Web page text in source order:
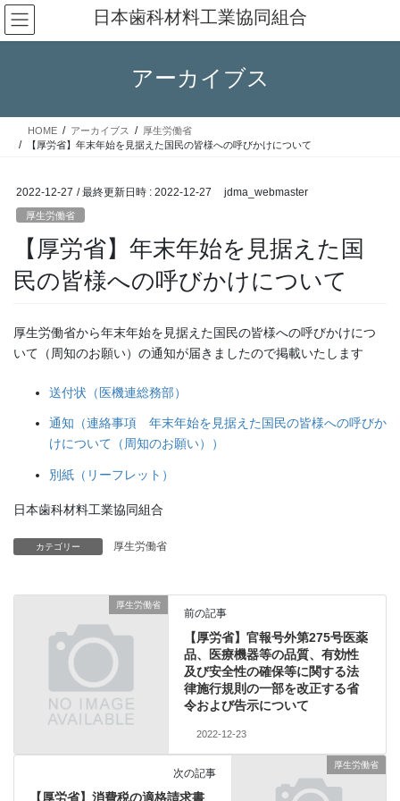
コ
ン
テ
ス
ナ
ビ
ゲ
ン
日本歯科材料工業協同組合
アーカイブス
HOME アーカイブス
厚生労働省
【厚労省】年末年始を見据えた国民の皆様への呼びかけについて
2022-12-27 / 最終更新日時 : 2022-12-27 jdma_webmaster
厚生労働省
【厚労省】年末年始を見据えた国
民の皆様への呼びかけについて
厚生労働省から年末年始を見据えた国民の皆様への呼びかけにつ
いて（周知のお願い）の通知が届きましたので掲載いたします
送付状（医機連総務部）
通知（連絡事項 年末年始を見据えた国民の皆様への呼びか
けについて（周知のお願い））
別紙（リーフレット）
日本歯科材料工業協同組合
カテゴリー 厚生労働省
厚生労働省
前の記事
【厚労省】官報号外第275号医薬
品、医療機器等の品質、有効性
及び安全性の確保等に関する法
律施行規則の一部を改正する省
令および告示について
2022-12-23
厚生労働省
次の記事
【厚労省】消費税の適格請求書